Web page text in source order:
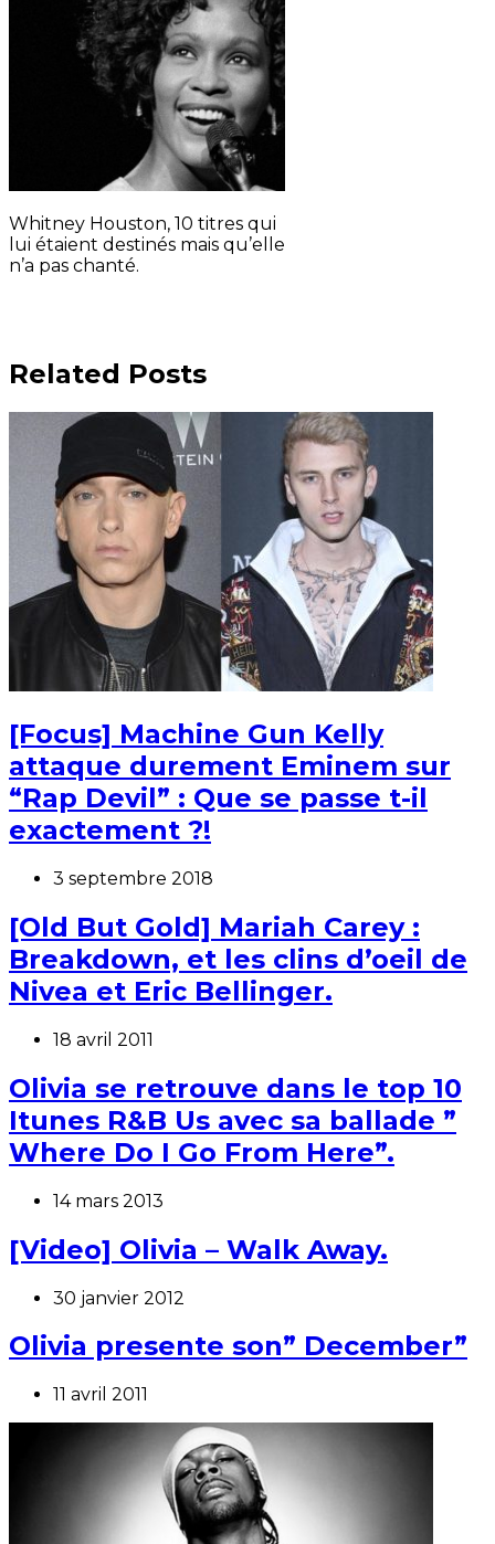
Whitney Houston, 10 titres qui
lui étaient destinés mais qu’elle
n’a pas chanté.
Related Posts
[Focus] Machine Gun Kelly
attaque durement Eminem sur
“Rap Devil” : Que se passe t-il
exactement ?!
3 septembre 2018
[Old But Gold] Mariah Carey :
Breakdown, et les clins d’oeil de
Nivea et Eric Bellinger.
18 avril 2011
Olivia se retrouve dans le top 10
Itunes R&B Us avec sa ballade ”
Where Do I Go From Here”.
14 mars 2013
[Video] Olivia – Walk Away.
30 janvier 2012
Olivia presente son” December”
11 avril 2011